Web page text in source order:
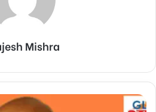
Mishra